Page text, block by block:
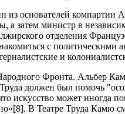
из основателей
а затем министр в
отделения
с политическими
и
Фронта. Альбер
должен был помочь
искусство может иногда
В Театре Труда Камю